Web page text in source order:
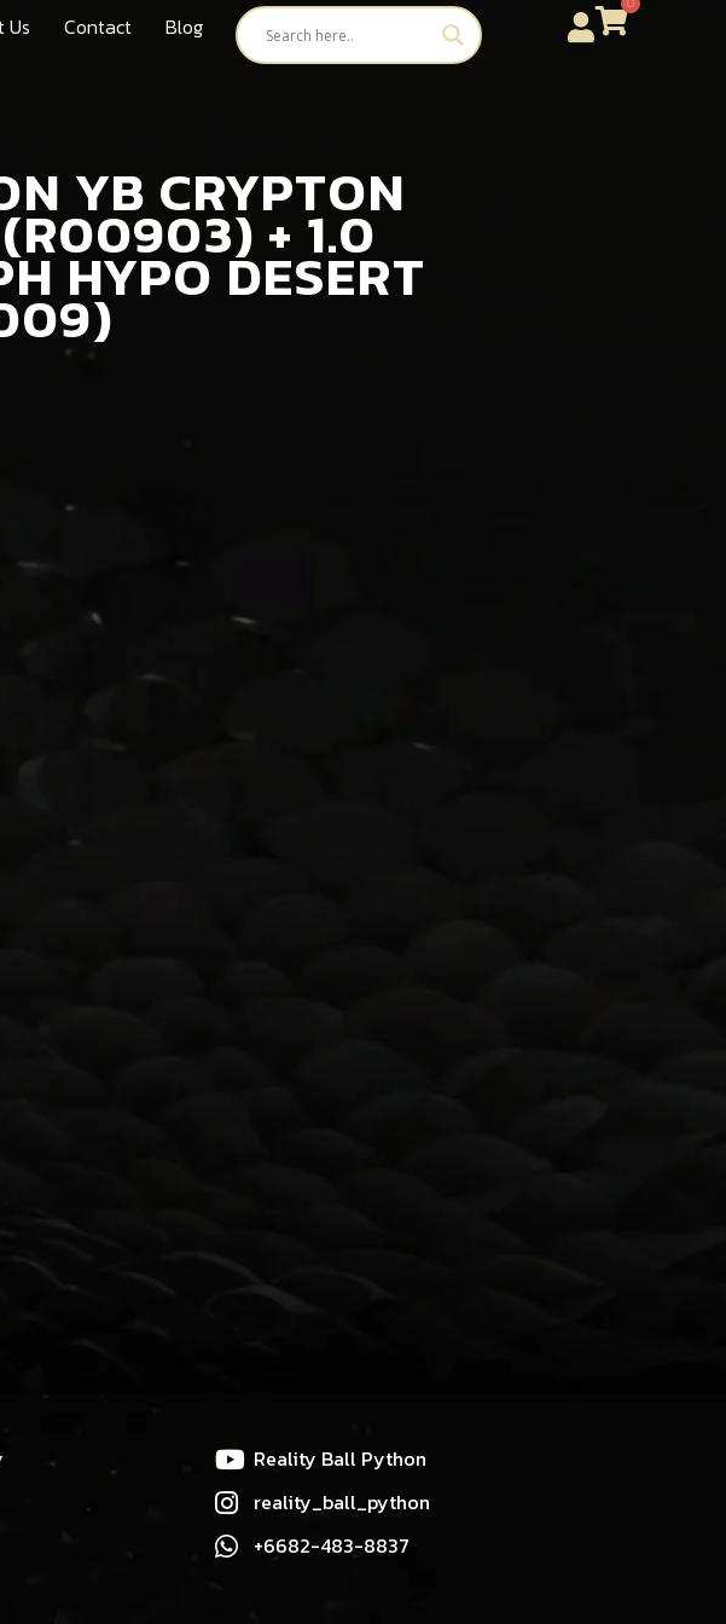
Us Contact Blog
YB CRYPTON
(R00903) + 1.0
HYPO DESERT
Reality Ball Python
reality_ball_python
+6682-483-8837